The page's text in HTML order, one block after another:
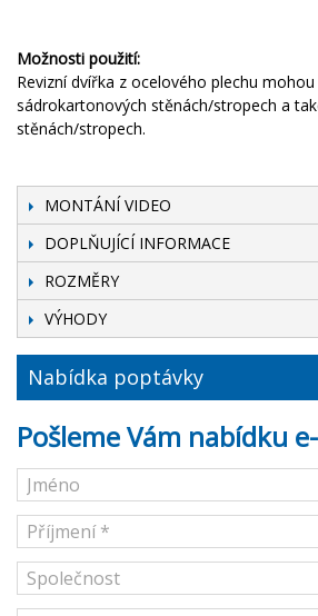
Možnosti použití:
Revizní dvířka z ocelového plechu
sádrokartonových stěnách/stropech a
stěnách/stropech.
MONTÁNÍ VIDEO
DOPLŇUJÍCÍ INFORMACE
ROZMĚRY
VÝHODY
Nabídka poptávky
Pošleme Vám nabídku